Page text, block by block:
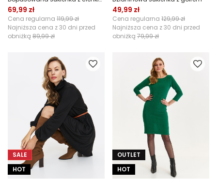
69,99 zł
Cena regularna 119,99 zł
Najniższa cena z 30 dni przed
obniżką 89,99 zł
49,99 zł
Cena regularna 129,99 zł
Najniższa cena z 30 dni przed
obniżką 79,99 zł
SALE
HOT
OUTLET
HOT